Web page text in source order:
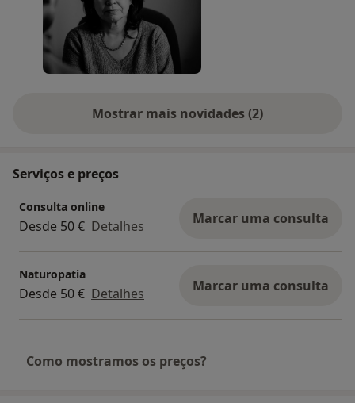
Mostrar mais novidades (2)
Serviços e preços
Consulta online
Desde 50 € Detalhes Marcar uma consulta
Naturopatia
Desde 50 € Detalhes Marcar uma consulta
Como mostramos os preços?